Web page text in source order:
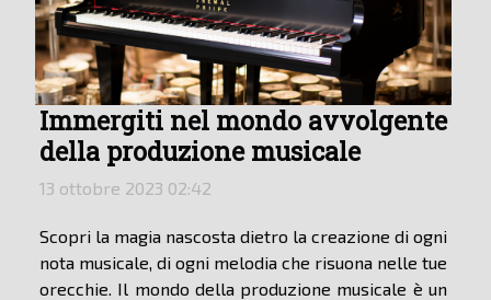
Immergiti nel mondo avvolgente
della produzione musicale
13 ottobre 2023 02:42
Scopri la magia nascosta dietro la creazione di ogni
nota musicale, di ogni melodia che risuona nelle tue
orecchie. Il mondo della produzione musicale è un